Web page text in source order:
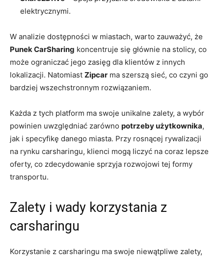
elektrycznymi.
W analizie dostępności w miastach, warto zauważyć, że
Punek CarSharing koncentruje się głównie na stolicy, co
może ograniczać jego zasięg dla klientów z innych
lokalizacji. Natomiast Zipcar ma szerszą sieć, co czyni go
bardziej wszechstronnym rozwiązaniem.
Każda z tych platform ma swoje unikalne zalety, a wybór
powinien uwzględniać zarówno potrzeby użytkownika,
jak i specyfikę danego miasta. Przy rosnącej rywalizacji
na rynku carsharingu, klienci mogą liczyć na coraz lepsze
oferty, co zdecydowanie sprzyja rozwojowi tej formy
transportu.
Zalety i wady korzystania z
carsharingu
Korzystanie z carsharingu ma swoje niewątpliwe zalety,